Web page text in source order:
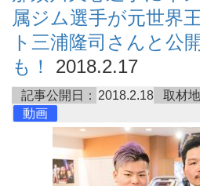
属ジム選手が元世界
ト三浦隆司さんと公
も！
2018.2.17
記事公開日： 2018.2.18 取材地
動画